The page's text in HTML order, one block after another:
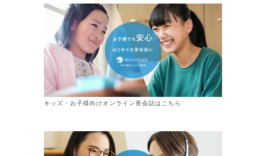
キッズ・お子様向けオンライン英会話はこちら